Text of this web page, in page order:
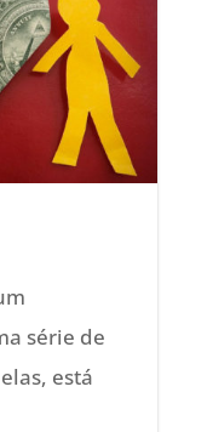
série de
está